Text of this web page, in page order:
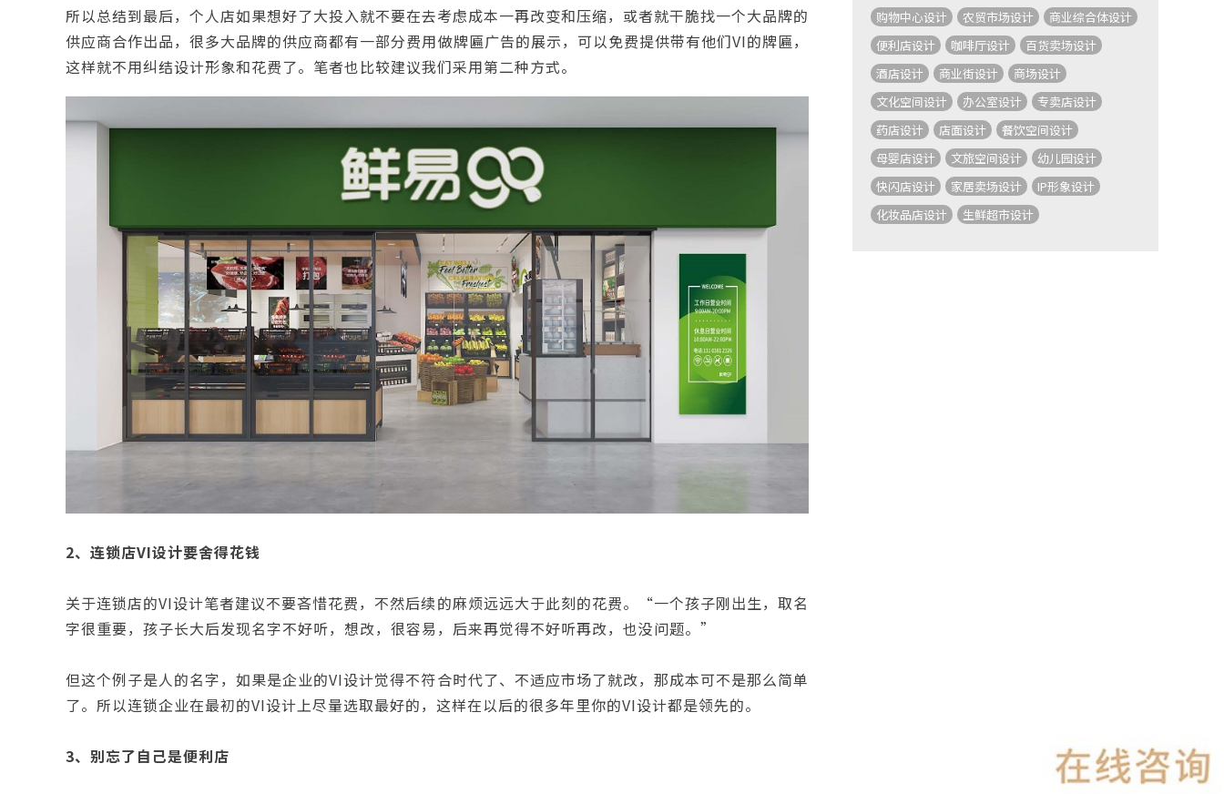
所以总结到最后，个人店如果想好了大投入就不要在去考虑成本一再改变和压缩，或者就干脆找一个大品牌的
供应商合作出品，很多大品牌的供应商都有一部分费用做牌匾广告的展示，可以免费提供带有他们VI的牌匾，
这样就不用纠结设计形象和花费了。笔者也比较建议我们采用第二种方式。
2、连锁店VI设计要舍得花钱
关于连锁店的VI设计笔者建议不要吝惜花费，不然后续的麻烦远远大于此刻的花费。“一个孩子刚出生，取名
字很重要，孩子长大后发现名字不好听，想改，很容易，后来再觉得不好听再改，也没问题。”
但这个例子是人的名字，如果是企业的VI设计觉得不符合时代了、不适应市场了就改，那成本可不是那么简单
了。所以连锁企业在最初的VI设计上尽量选取最好的，这样在以后的很多年里你的VI设计都是领先的。
3、别忘了自己是便利店
购物中心设计
农贸市场设计
商业综合体设计
便利店设计
咖啡厅设计
百货卖场设计
酒店设计
商业街设计
商场设计
文化空间设计
办公室设计
专卖店设计
药店设计
店面设计
餐饮空间设计
母婴店设计
文旅空间设计
幼儿园设计
快闪店设计
家居卖场设计
IP形象设计
化妆品店设计
生鲜超市设计